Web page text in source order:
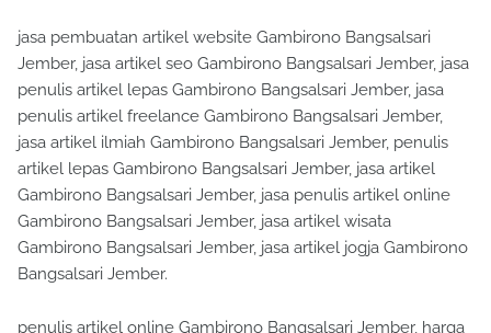
jasa pembuatan artikel website Gambirono Bangsalsari
Jember, jasa artikel seo Gambirono Bangsalsari Jember, jasa
penulis artikel lepas Gambirono Bangsalsari Jember, jasa
penulis artikel freelance Gambirono Bangsalsari Jember,
jasa artikel ilmiah Gambirono Bangsalsari Jember, penulis
artikel lepas Gambirono Bangsalsari Jember, jasa artikel
Gambirono Bangsalsari Jember, jasa penulis artikel online
Gambirono Bangsalsari Jember, jasa artikel wisata
Gambirono Bangsalsari Jember, jasa artikel jogja Gambirono
Bangsalsari Jember.
penulis artikel online Gambirono Bangsalsari Jember, harga